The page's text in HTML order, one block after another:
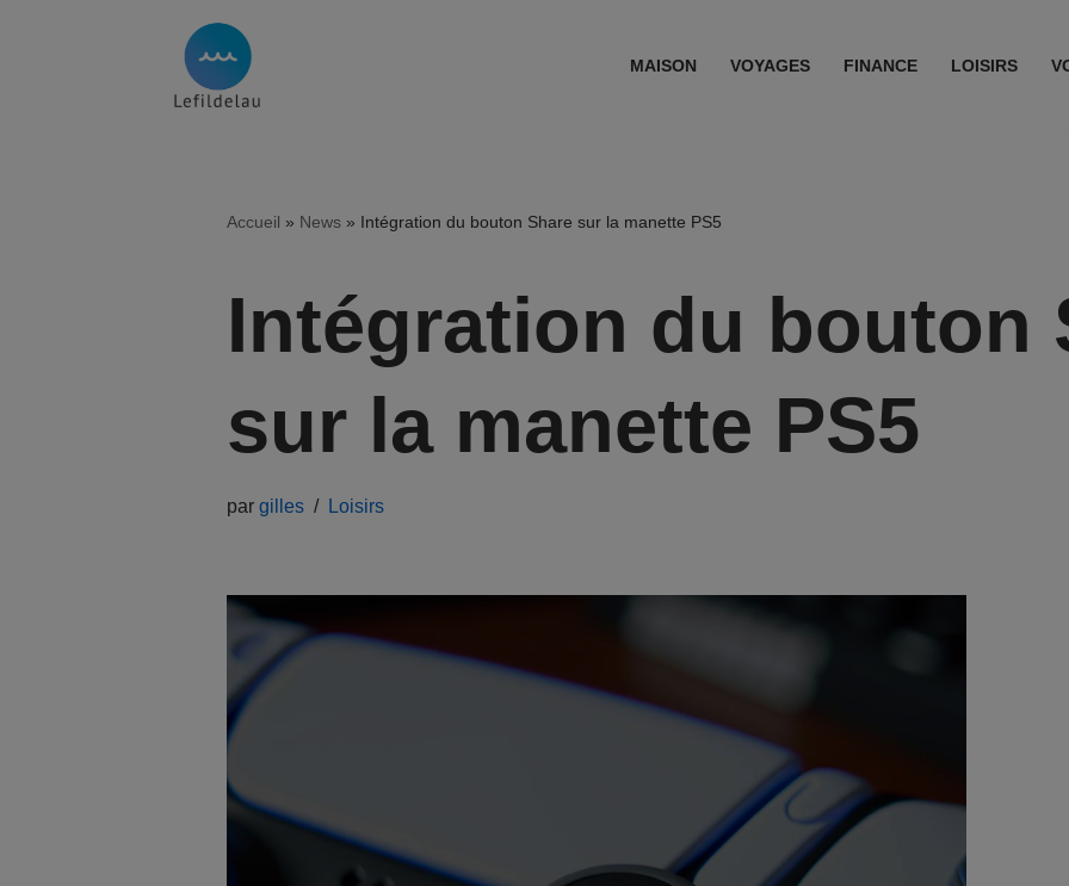
MAISON VOYAGES FINANCE LOISIRS
Accueil » News» Intégration du bouton Share sur la manette PS5
Intégration du bouton
sur la manette PS5
par gilles Loisirs